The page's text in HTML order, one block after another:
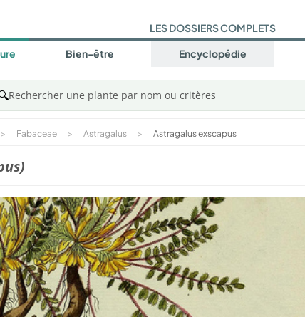
LES DOSSIERS COMPLETS
Bien-être Encyclopédie
Rechercher une plante par nom ou critères
> Fabaceae > Astragalus > Astragalus exscapus